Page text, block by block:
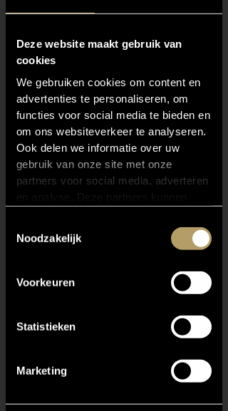
Deze website maakt gebruik van
cookies
We gebruiken cookies om content en
advertenties te personaliseren, om
functies voor social media te bieden en
om ons websiteverkeer te analyseren.
Ook delen we informatie over uw
gebruik van onze site met onze
partners voor social media, adverteren
en analyse. Deze partners kunnen
andere informatie die u aan ze heeft
verstrekt of die ze hebben verzameld
services.
Noodzakelijk
Voorkeuren
Statistieken
Marketing
Hangend design meubel